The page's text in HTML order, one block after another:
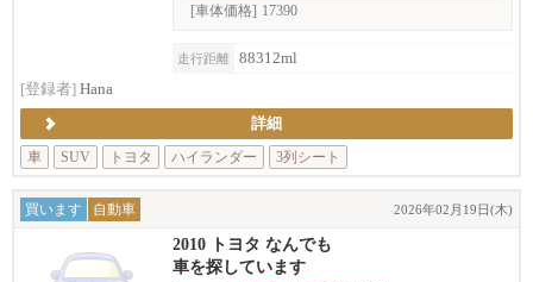
[車体価格] 17390
走行距離
88312ml
[登録者] Hana
詳細
車
SUV トヨタ ハイランダー 3列シート
買います 自動車 2026年02月19日(木)
2010 トヨタ なんでも
車を探しています